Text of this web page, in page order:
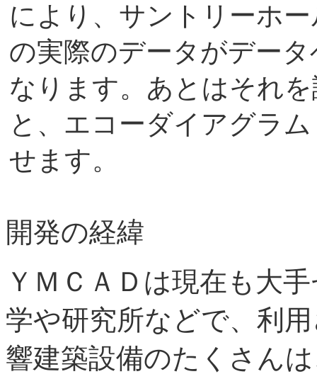
により、サントリーホ
の実際のデータがデー
なります。あとはそれ
と、エコーダイアグラ
せます。
開発の経緯
ＹＭＣＡＤは現在も大
学や研究所などで、利
響建築設備のたくさん